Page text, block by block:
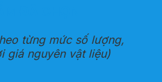
từng mức số lượng,
giá nguyên vật liệu)